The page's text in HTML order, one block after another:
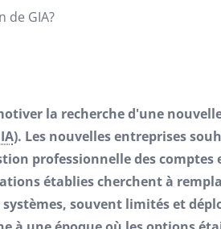
de GIA?
la recherche d'une
). Les nouvelles entreprises
professionnelle des comptes
établies cherchent à
souvent limités et